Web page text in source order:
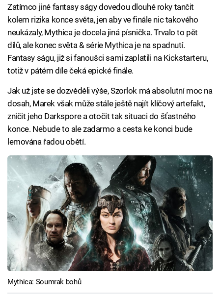
Zatímco jiné fantasy ságy dovedou dlouhé roky tančit
kolem rizika konce světa, jen aby ve finále nic takového
neukázaly, Mythica je docela jiná písnička. Trvalo to pět
dílů, ale konec světa & série Mythica je na spadnutí.
Fantasy ságu, již si fanoušci sami zaplatili na Kickstarteru,
totiž v pátém díle čeká epické finále.
Jak už jste se dozvěděli výše, Szorlok má absolutní moc na
dosah, Marek však může stále ještě najít klíčový artefakt,
zničit jeho Darkspore a otočit tak situaci do šťastného
konce. Nebude to ale zadarmo a cesta ke konci bude
lemována řadou obětí.
Mythica: Soumrak bohů